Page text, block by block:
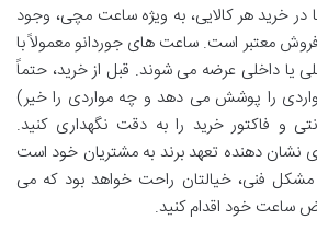
در خرید هر کالایی، به ویژه ساعت مچی، وجود
معتبر است. ساعت های جوردانو معمولاً با
یا داخلی عرضه می شوند. قبل از خرید، حتماً
را پوشش می دهد و چه مواردی را خیر)
و فاکتور خرید را به دقت نگهداری کنید.
دهنده تعهد برند به مشتریان خود است
فنی، خیالتان راحت خواهد بود که می
ساعت خود اقدام کنید.